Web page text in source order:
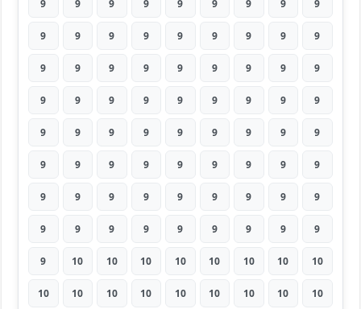
9 9 9 9 9 9 9 9 9
9 9 9 9 9 9 9 9 9
9 9 9 9 9 9 9 9 9
9 9 9 9 9 9 9 9 9
9 9 9 9 9 9 9 9 9
9 9 9 9 9 9 9 9 9
9 9 9 9 9 9 9 9 9
9 9 9 9 9 9 9 9 9
9 10 10 10 10 10 10 10 10
10 10 10 10 10 10 10 10 10